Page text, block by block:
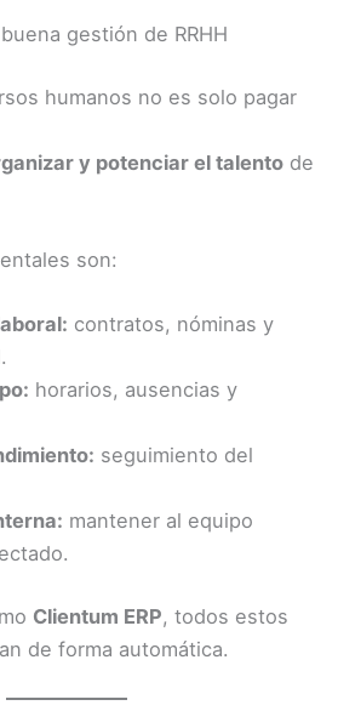
gestión de RRHH
humanos no es solo pagar
y potenciar el talento de
son:
contratos, nóminas y
horarios, ausencias y
seguimiento del
mantener al equipo
Clientum ERP, todos estos
de forma automática.